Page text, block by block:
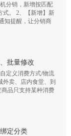
分销，新增按匹配
式。 2、【新增】新
知提醒，让分销商
批量修改
定义消费方式/物流
外卖、店内食堂、到
品只支持某种消费
定分类